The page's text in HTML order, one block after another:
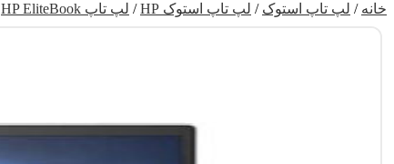
خانه / لپ تاپ استوک / لپ تاپ استوک HP / لپ تاپ HP EliteBook